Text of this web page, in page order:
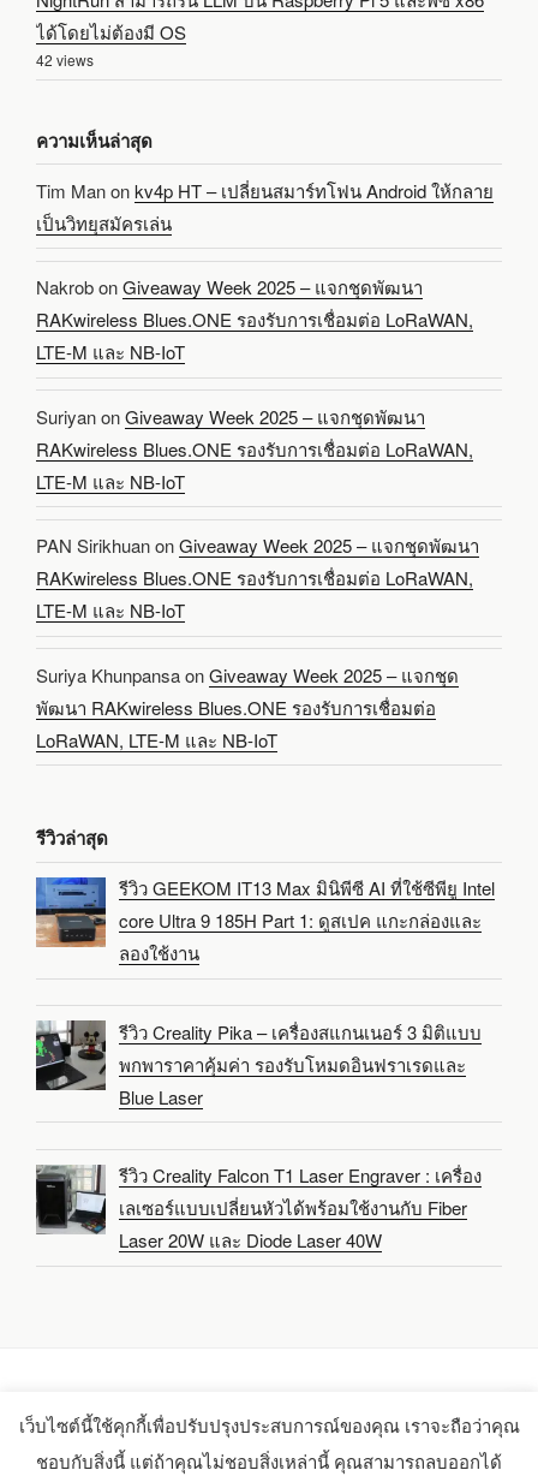
ได้โดยไม่ต้องมี OS
42 views
ความเห็นล่าสุด
Tim Manonkv4p HT – เปลี่ยนสมาร์ทโฟน Android ให้กลาย
เป็นวิทยุสมัครเล่น
NakrobonGiveaway Week 2025 – แจกชุดพัฒนา
RAKwireless Blues.ONE รองรับการเชื่อมต่อ LoRaWAN,
LTE-M และ NB-IoT
SuriyanonGiveaway Week 2025 – แจกชุดพัฒนา
RAKwireless Blues.ONE รองรับการเชื่อมต่อ LoRaWAN,
LTE-M และ NB-IoT
PAN SirikhuanonGiveaway Week 2025 – แจกชุดพัฒนา
RAKwireless Blues.ONE รองรับการเชื่อมต่อ LoRaWAN,
LTE-M และ NB-IoT
Suriya KhunpansaonGiveaway Week 2025 – แจกชุด
พัฒนา RAKwireless Blues.ONE รองรับการเชื่อมต่อ
LoRaWAN, LTE-M และ NB-IoT
รีวิวล่าสุด
รีวิว GEEKOM IT13 Max มินิพีซี AI ที่ใช้ซีพียู Intel
core Ultra 9 185H Part 1: ดูสเปค แกะกล่องและ
ลองใช้งาน
รีวิว Creality Pika – เครื่องสแกนเนอร์ 3 มิติแบบ
พกพาราคาคุ้มค่า รองรับโหมดอินฟราเรดและ
Blue Laser
รีวิว Creality Falcon T1 Laser Engraver : เครื่อง
เลเซอร์แบบเปลี่ยนหัวได้พร้อมใช้งานกับ Fiber
Laser 20W และ Diode Laser 40W
Copyright 2021-2025 -CNX Software Limited
เว็บไซต์นี้ใช้คุกกี้เพื่อปรับปรุงประสบการณ์ของคุณ เราจะถือว่าคุณ
ชอบกับสิ่งนี้ แต่ถ้าคุณไม่ชอบสิ่งเหล่านี้ คุณสามารถลบออกได้